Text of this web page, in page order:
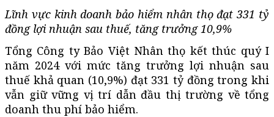
Lĩnh vực kinh doanh bảo hiểm nhân thọ đạt 331 tỷ
đồng lợi nhuận sau thuế, tăng trưởng 10,9%
Tổng Công ty Bảo Việt Nhân thọ kết thúc quý I
năm 2024 với mức tăng trưởng lợi nhuận sau
thuế khả quan (10,9%) đạt 331 tỷ đồng trong khi
vẫn giữ vững vị trí dẫn đầu thị trường về tổng
doanh thu phí bảo hiểm.